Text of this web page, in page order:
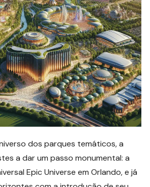
dos parques temáticos, a
a dar um passo monumental: a
Epic Universe em Orlando, e já